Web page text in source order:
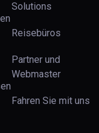
Solutions
Reisebüros
Partner und
Webmaster
Fahren Sie mit uns